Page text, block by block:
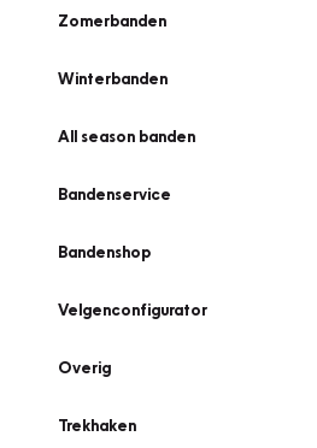
Zomerbanden
Winterbanden
All season banden
Bandenservice
Bandenshop
Velgenconfigurator
Overig
Trekhaken